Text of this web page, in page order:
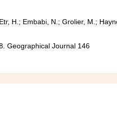
H.; Embabi, N.; Grolier, M.;
Geographical Journal 146